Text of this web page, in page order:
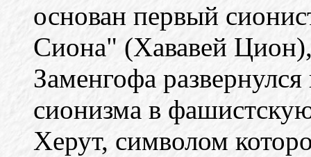
основан первый
Сиона" (Хававей
Заменгофа
сионизма в
Херут, символом